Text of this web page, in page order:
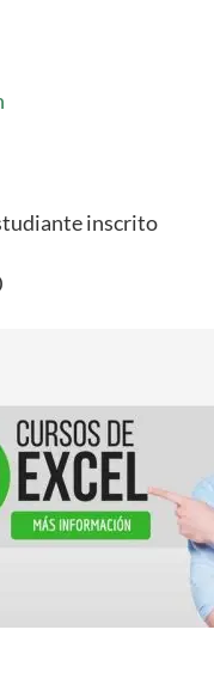
inscrito